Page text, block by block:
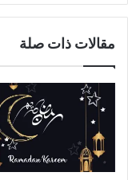
مقالات ذات صلة